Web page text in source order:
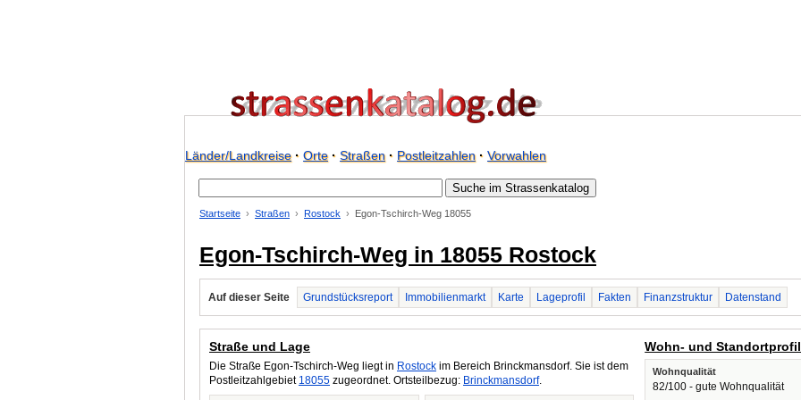
Länder/Landkreise· Orte· Straßen· Postleitzahlen· Vorwahlen
Startseite Straßen Rostock Egon-Tschirch-Weg 18055
Egon-Tschirch-Weg in 18055 Rostock
Auf dieser Seite Grundstücksreport Immobilienmarkt Karte Lageprofil Fakten Finanzstruktur Datenstand
Straße und Lage
Die Straße Egon-Tschirch-Weg liegt in Rostock im Bereich Brinckmansdorf. Sie ist dem
Postleitzahlgebiet 18055 zugeordnet. Ortsteilbezug: Brinckmansdorf.
Wohn- und Standortprofil
Wohnqualität
82/100 - gute Wohnqualität